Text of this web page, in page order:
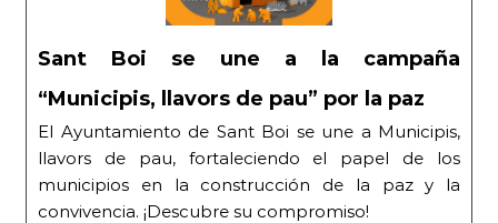
Sant Boi se une a la campaña
“Municipis, llavors de pau” por la paz
El Ayuntamiento de Sant Boi se une a Municipis,
llavors de pau, fortaleciendo el papel de los
municipios en la construcción de la paz y la
convivencia. ¡Descubre su compromiso!